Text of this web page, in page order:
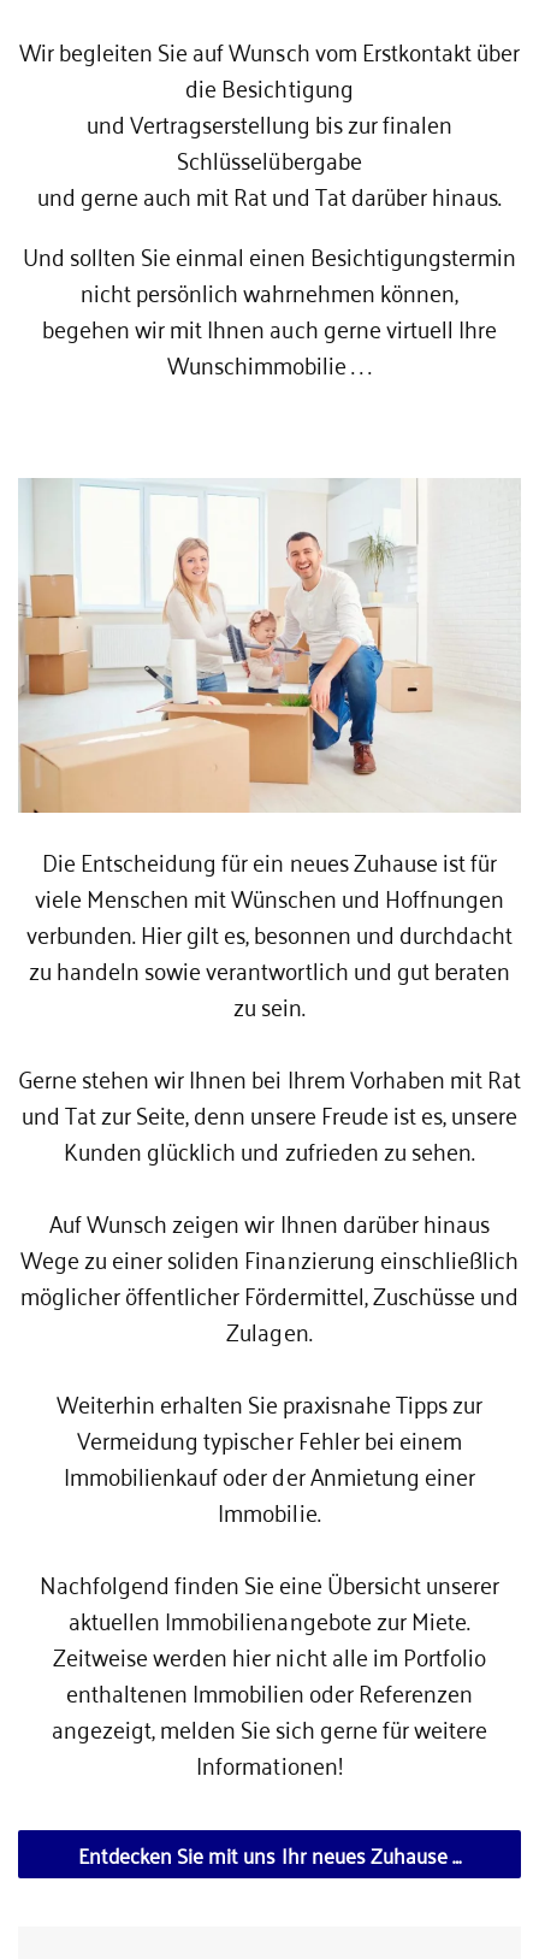
Wir begleiten Sie auf Wunsch vom Erstkontakt über
die Besichtigung
und Vertragserstellung bis zur finalen
Schlüsselübergabe
und gerne auch mit Rat und Tat darüber hinaus.
Und sollten Sie einmal einen Besichtigungstermin
nicht persönlich wahrnehmen können,
begehen wir mit Ihnen auch gerne virtuell Ihre
Wunschimmobilie . . .
Die Entscheidung für ein neues Zuhause ist für
viele Menschen mit Wünschen und Hoffnungen
verbunden. Hier gilt es, besonnen und durchdacht
zu handeln sowie verantwortlich und gut beraten
zu sein.
Gerne stehen wir Ihnen bei Ihrem Vorhaben mit Rat
und Tat zur Seite, denn unsere Freude ist es, unsere
Kunden glücklich und zufrieden zu sehen.
Auf Wunsch zeigen wir Ihnen darüber hinaus
Wege zu einer soliden Finanzierung einschließlich
möglicher öffentlicher Fördermittel, Zuschüsse und
Zulagen.
Weiterhin erhalten Sie praxisnahe Tipps zur
Vermeidung typischer Fehler bei einem
Immobilienkauf oder der Anmietung einer
Immobilie.
Nachfolgend finden Sie eine Übersicht unserer
aktuellen Immobilienangebote zur Miete.
Zeitweise werden hier nicht alle im Portfolio
enthaltenen Immobilien oder Referenzen
angezeigt,melden Sie sich gerne für weitere
Informationen!
Entdecken Sie mit uns Ihr neues Zuhause …